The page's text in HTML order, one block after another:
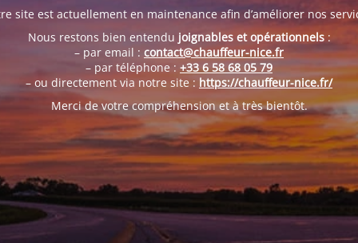
site est actuellement en maintenance afin d’améliorer nos
Nous restons bien entendu joignables et opérationnels:
– par email : contact@chauffeur-nice.fr
– par téléphone : +33 6 58 68 05 79
– ou directement via notre site : https://chauffeur-nice.fr/
Merci de votre compréhension et à très bientôt.